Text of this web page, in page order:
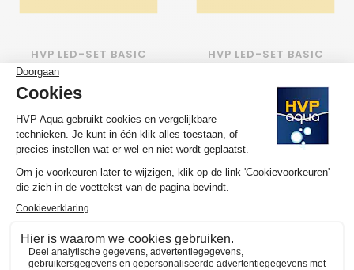
HVP LED-SET BASIC
VOOR JUWEL RIO 400
€204,85
HVP LED-SET BASIC
€163,85